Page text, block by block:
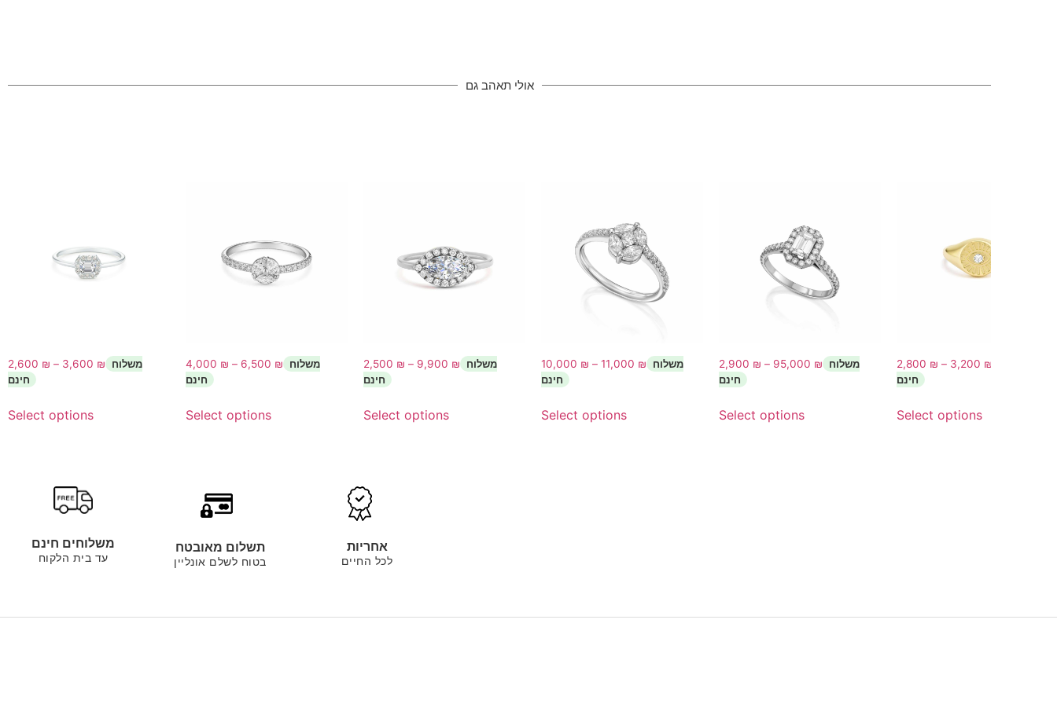
אולי תאהב גם
2,600 ₪ – 3,600 ₪
Select options
4,000 ₪ – 6,500 ₪
Select options
2,500 ₪ – 9,900 ₪
Select options
10,000 ₪ – 11,000 ₪
Select options
2,900 ₪ – 95,000 ₪
Select options
2,800 ₪ – 3,200 ₪
Select options
משלוחים חינם
עד בית הלקוח
תשלום מאובטח
בטוח לשלם אונליין
אחריות
לכל החיים